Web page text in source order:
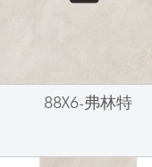
88X6-弗林特